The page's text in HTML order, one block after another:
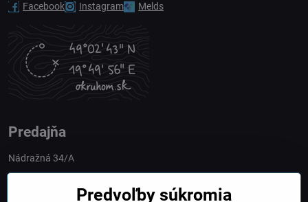
Facebook Instagram Melds
Predajňa
Nádražná 34/A
Predvoľby súkromia